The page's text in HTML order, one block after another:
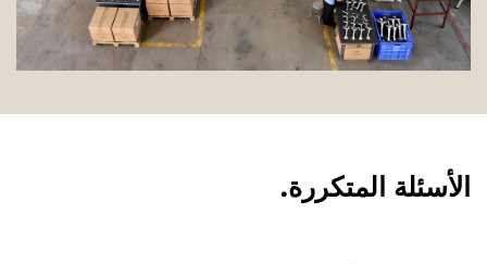
الأسئلة المتكررة.